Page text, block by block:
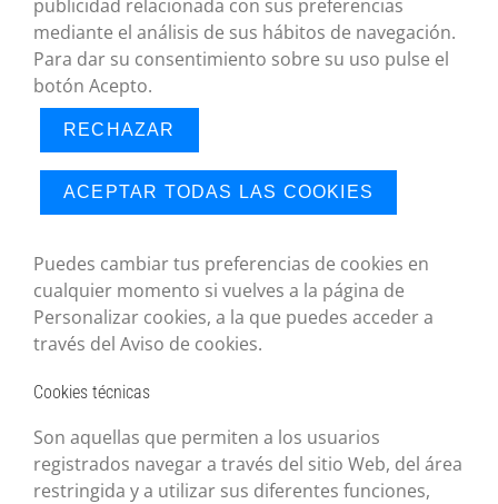
publicidad relacionada con sus preferencias
mediante el análisis de sus hábitos de navegación.
Para dar su consentimiento sobre su uso pulse el
botón Acepto.
RECHAZAR
ACEPTAR TODAS LAS COOKIES
Puedes cambiar tus preferencias de cookies en
cualquier momento si vuelves a la página de
Personalizar cookies, a la que puedes acceder a
través del Aviso de cookies.
Cookies técnicas
Son aquellas que permiten a los usuarios
registrados navegar a través del sitio Web, del área
restringida y a utilizar sus diferentes funciones,